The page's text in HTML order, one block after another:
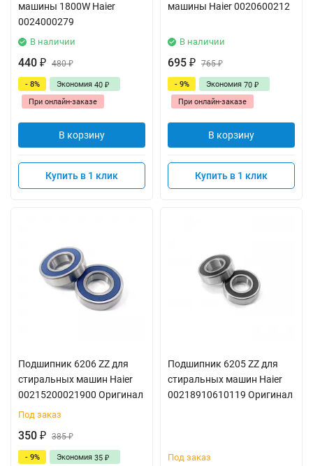
машины 1800W Haier
0024000279
В наличии
440 ₽ 480₽
- 8% Экономия 40 ₽
При онлайн-заказе
В корзину
Купить в 1 клик
машины Haier 0020600212
В наличии
695 ₽ 765₽
- 9% Экономия 70 ₽
При онлайн-заказе
В корзину
Купить в 1 клик
Подшипник 6206 ZZ для
стиральных машин Haier
00215200021900 Оригинал
Под заказ
350 ₽ 385₽
- 9% Экономия 35 ₽
Подшипник 6205 ZZ для
стиральных машин Haier
00218910610119 Оригинал
Под заказ